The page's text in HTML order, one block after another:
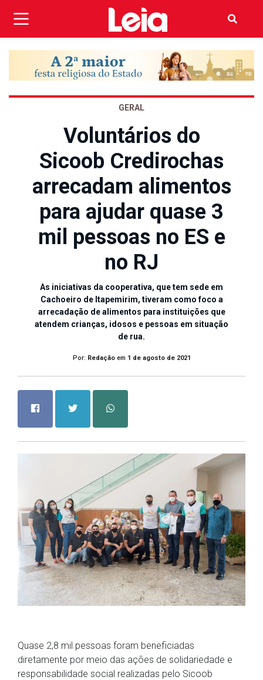
GERAL
Voluntários do
Sicoob Credirochas
arrecadam alimentos
para ajudar quase 3
mil pessoas no ES e
no RJ
As iniciativas da cooperativa, que tem sede em
Cachoeiro de Itapemirim, tiveram como foco a
arrecadação de alimentos para instituições que
atendem crianças, idosos e pessoas em situação
de rua.
Por: Redaçãoem 1 de agosto de 2021
Quase 2,8 mil pessoas foram beneficiadas
diretamente por meio das ações de solidariedade e
responsabilidade social realizadas pelo Sicoob